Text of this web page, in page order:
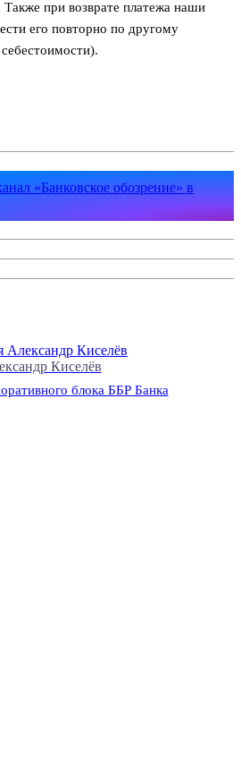
Также при возврате платежа наши
его повторно по другому
«Банковское обозрение» в
Киселёв
блока ББР Банка